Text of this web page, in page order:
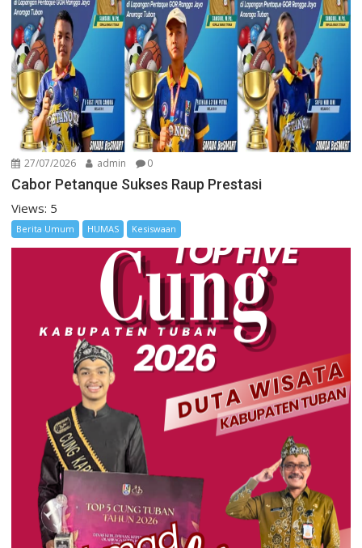
27/07/2026 admin 0
Cabor Petanque Sukses Raup Prestasi
Views: 5
Berita Umum HUMAS Kesiswaan